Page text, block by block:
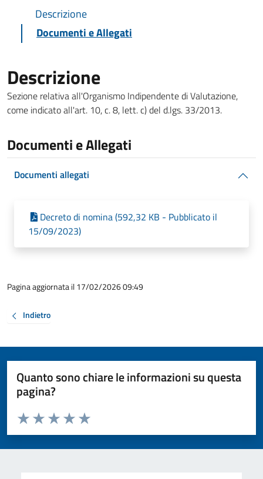
Descrizione
Documenti e Allegati
Descrizione
Sezione relativa all'Organismo Indipendente di Valutazione,
come indicato all'art. 10, c. 8, lett. c) del d.lgs. 33/2013.
Documenti e Allegati
Documenti allegati
Decreto di nomina (592,32 KB - Pubblicato il
15/09/2023)
Pagina aggiornata il 17/02/2026 09:49
Indietro
Quanto sono chiare le informazioni su questa
pagina?
Valuta da 1 a 5 stelle la pagina
Valuta 5 stelle su 5
Valuta 4 stelle su 5
Valuta 3 stelle su 5
Valuta 2 stelle su 5
Valuta 1 stelle su 5